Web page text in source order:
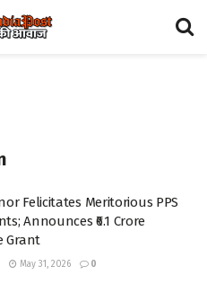
Felicitates Meritorious PPS
Announces ₹6.1 Crore
Grant
May 31, 2026 0